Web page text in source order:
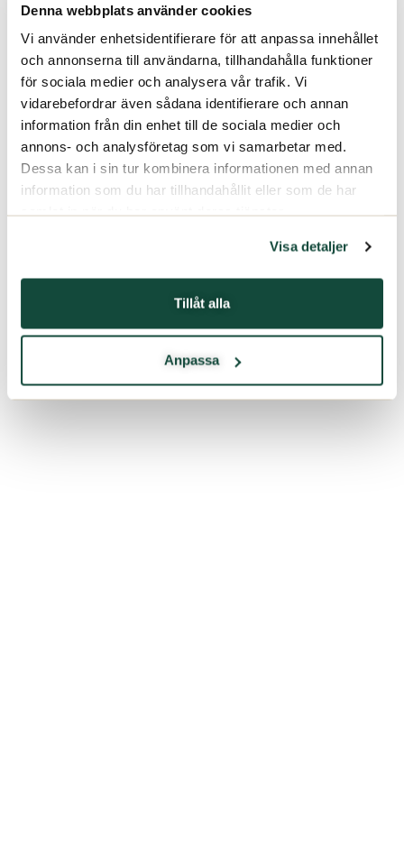
Denna webbplats använder cookies
Vi använder enhetsidentifierare för att anpassa innehållet
och annonserna till användarna, tillhandahålla funktioner
för sociala medier och analysera vår trafik. Vi
vidarebefordrar även sådana identifierare och annan
information från din enhet till de sociala medier och
annons- och analysföretag som vi samarbetar med.
Dessa kan i sin tur kombinera informationen med annan
information som du har tillhandahållit eller som de har
samlat in när du har använt deras tjänster.
Visa detaljer
Tillåt alla
Anpassa